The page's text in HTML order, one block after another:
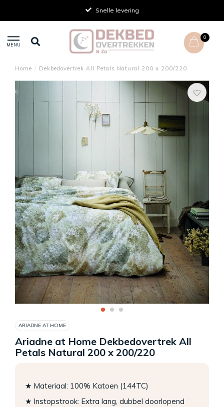
Snelle levering
MENU
0
Home / Dekbedovertrek All Petals Natural 200 x 200/220
ARIADNE AT HOME
Ariadne at Home Dekbedovertrek All
Petals Natural 200 x 200/220
★ Materiaal: 100% Katoen (144TC)
★ Instopstrook: Extra lang, dubbel doorlopend